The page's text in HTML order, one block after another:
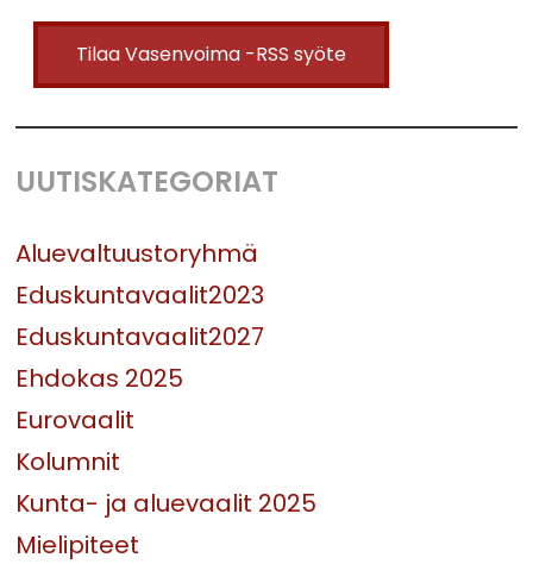
Tilaa Vasenvoima -RSS syöte
UUTISKATEGORIAT
Aluevaltuustoryhmä
Eduskuntavaalit2023
Eduskuntavaalit2027
Ehdokas 2025
Eurovaalit
Kolumnit
Kunta- ja aluevaalit 2025
Mielipiteet